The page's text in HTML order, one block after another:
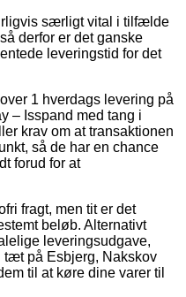
særligt vital i tilfælde
derfor er det ganske
leveringstid for det
1 hverdags levering på
– Isspand med tang i
krav om at transaktionen
så de har en chance
forud for at
fragt, men tit er det
beløb. Alternativt
leveringsudgave,
tæt på Esbjerg, Nakskov
til at køre dine varer til